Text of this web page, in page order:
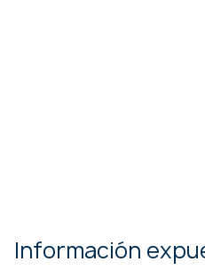
Información